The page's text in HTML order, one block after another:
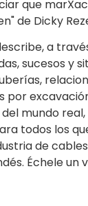
que
de Dicky
a
sucesos y
por
mundo
todos los
de
Échele un